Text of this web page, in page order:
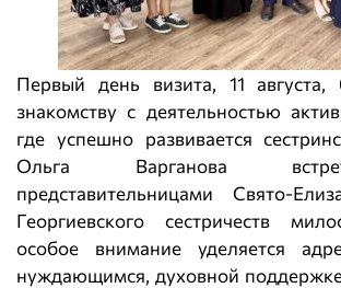
Первый день визита, 11
знакомству с деятельностью
где успешно развивается
Ольга Варганова
представительницами Свято-
Георгиевского сестричеств
особое внимание уделяется
нуждающимся, духовной